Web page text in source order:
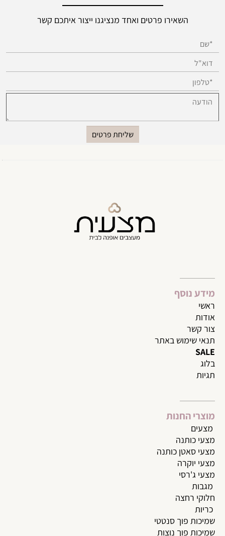
השאירו פרטים ואחד מנציגנו ייצור איתכם קשר
מידע נוסף
ראשי
אודות
צור קשר
תנאי שימוש באתר
SALE
בלוג
תגיות
מוצרי החנות
מצעים
מצעי כותנה
מצעי סאטן כותנה
מצעי יוקרה
מצעי ג'רסי
מגבות
חלוקי רחצה
כריות
שמיכות פוך סנטטי
שמיכות פוך נוצות